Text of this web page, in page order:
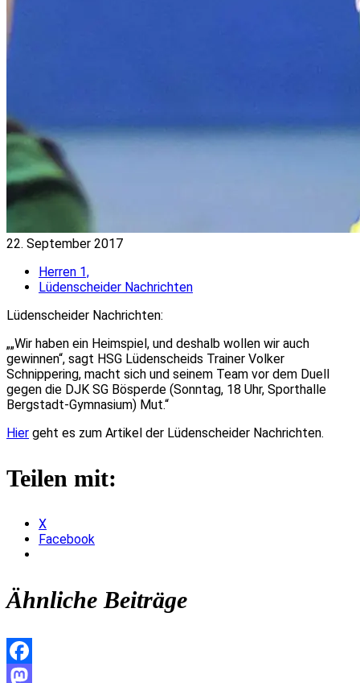
22. September 2017
Herren 1,
Lüdenscheider Nachrichten
Lüdenscheider Nachrichten:
„„Wir haben ein Heimspiel, und deshalb wollen wir auch
gewinnen“, sagt HSG Lüdenscheids Trainer Volker
Schnippering, macht sich und seinem Team vor dem Duell
gegen die DJK SG Bösperde (Sonntag, 18 Uhr, Sporthalle
Bergstadt-Gymnasium) Mut.“
Hier geht es zum Artikel der Lüdenscheider Nachrichten.
Teilen mit:
X
Facebook
Ähnliche Beiträge
Facebook